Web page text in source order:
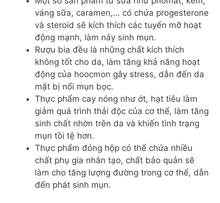
váng sữa, caramen,… có chứa progesterone
và steroid sẽ kích thích các tuyến mỡ hoạt
động mạnh, làm nảy sinh mụn.
Rượu bia đều là những chất kích thích
không tốt cho da, làm tăng khả năng hoạt
động của hoocmon gây stress, dẫn đến da
mặt bị nổi mụn bọc.
Thực phẩm cay nóng như ớt, hạt tiêu làm
giảm quá trình thải độc của cơ thể, làm tăng
sinh chất nhờn trên da và khiến tình trạng
mụn tồi tệ hơn.
Thực phẩm đóng hộp có thể chứa nhiều
chất phụ gia nhân tạo, chất bảo quản sẽ
làm cho tăng lượng đường trong cơ thể, dẫn
đến phát sinh mụn.